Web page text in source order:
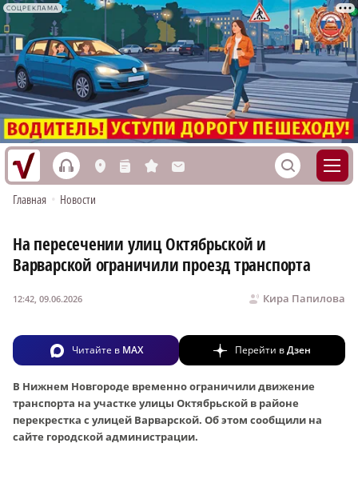
СОЦРЕКЛАМА
h L n s M S
Главная • Новости
На пересечении улиц Октябрьской и
Варварской ограничили проезд транспорта
Кира Папилова
12:42, 09.06.2026
Читайте в MAX Перейти вДзен
В Нижнем Новгороде временно ограничили движение
транспорта на участке улицы Октябрьской в районе
перекрестка с улицей Варварской. Об этом сообщили на
сайте городской администрации.